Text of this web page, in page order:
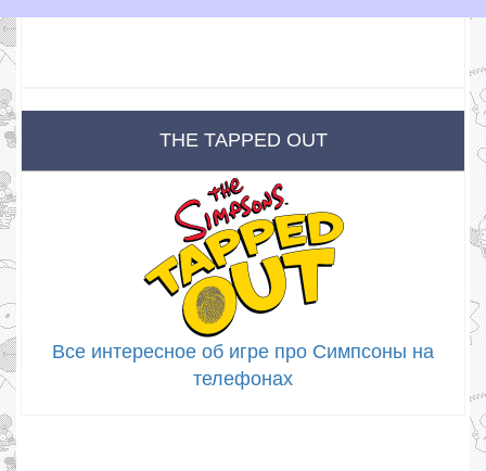
THE TAPPED OUT
Все интересное об игре про Симпсоны на
телефонах